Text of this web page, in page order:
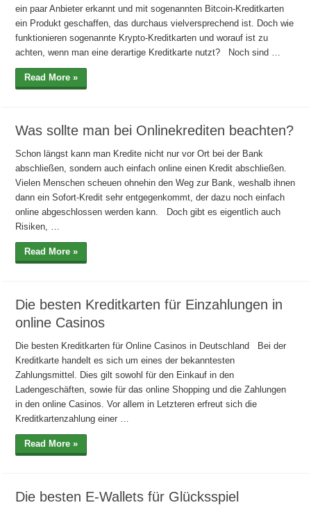
ein paar Anbieter erkannt und mit sogenannten Bitcoin-Kreditkarten
ein Produkt geschaffen, das durchaus vielversprechend ist. Doch wie
funktionieren sogenannte Krypto-Kreditkarten und worauf ist zu
achten, wenn man eine derartige Kreditkarte nutzt? Noch sind …
Read More »
Was sollte man bei Onlinekrediten beachten?
Schon längst kann man Kredite nicht nur vor Ort bei der Bank
abschließen, sondern auch einfach online einen Kredit abschließen.
Vielen Menschen scheuen ohnehin den Weg zur Bank, weshalb ihnen
dann ein Sofort-Kredit sehr entgegenkommt, der dazu noch einfach
online abgeschlossen werden kann. Doch gibt es eigentlich auch
Risiken, …
Read More »
Die besten Kreditkarten für Einzahlungen in
online Casinos
Die besten Kreditkarten für Online Casinos in Deutschland Bei der
Kreditkarte handelt es sich um eines der bekanntesten
Zahlungsmittel. Dies gilt sowohl für den Einkauf in den
Ladengeschäften, sowie für das online Shopping und die Zahlungen
in den online Casinos. Vor allem in Letzteren erfreut sich die
Kreditkartenzahlung einer …
Read More »
Die besten E-Wallets für Glücksspiel